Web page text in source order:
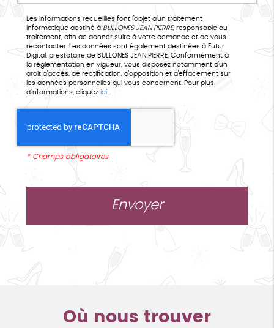
Les informations recueillies font l’objet d’un traitement
informatique destiné à
BULLONES JEAN PIERRE, responsable du
traitement, afin de donner suite à votre demande et de vous
recontacter. Les données sont également destinées à Futur
Digital, prestataire de BULLONES JEAN PIERRE. Conformément à
la réglementation en vigueur, vous disposez notamment d'un
droit d'accès, de rectification, d'opposition et d'effacement sur
les données personnelles qui vous concernent. Pour plus
d’informations, cliquez ici.
* Champs obligatoires
Où nous trouver